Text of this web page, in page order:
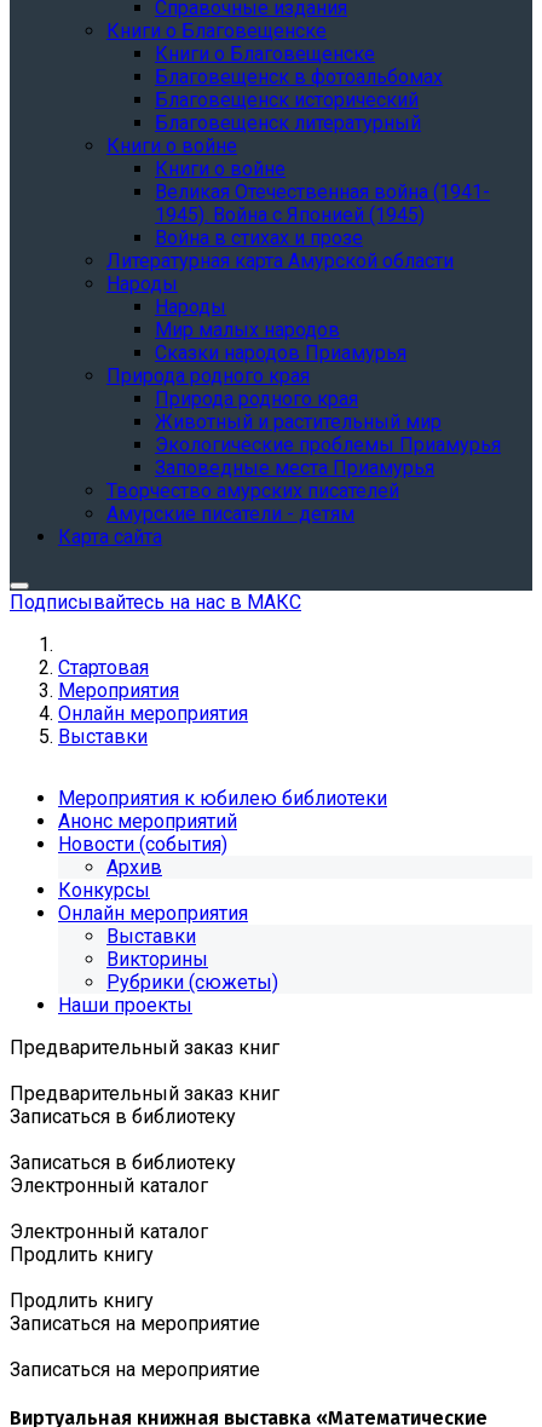
Справочные издания
Книги о Благовещенске
Книги о Благовещенске
Благовещенск в фотоальбомах
Благовещенск исторический
Благовещенск литературный
Книги о войне
Книги о войне
Великая Отечественная война (1941-
1945). Война с Японией (1945)
Война в стихах и прозе
Литературная карта Амурской области
Народы
Народы
Мир малых народов
Сказки народов Приамурья
Природа родного края
Природа родного края
Животный и растительный мир
Экологические проблемы Приамурья
Заповедные места Приамурья
Творчество амурских писателей
Амурские писатели - детям
Карта сайта
Подписывайтесь на нас в МАКС
Стартовая
Мероприятия
Онлайн мероприятия
Выставки
Мероприятия к юбилею библиотеки
Анонс мероприятий
Новости (события)
Архив
Конкурсы
Онлайн мероприятия
Выставки
Викторины
Рубрики (сюжеты)
Наши проекты
Предварительный заказ книг
Предварительный заказ книг
Записаться в библиотеку
Записаться в библиотеку
Электронный каталог
Электронный каталог
Продлить книгу
Продлить книгу
Записаться на мероприятие
Записаться на мероприятие
Виртуальная книжная выставка «Математические